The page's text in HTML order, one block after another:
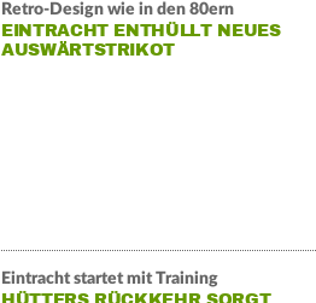
Retro-Design wie in den 80ern
EINTRACHT ENTHÜLLT NEUES
AUSWÄRTSTRIKOT
Eintracht startet mit Training